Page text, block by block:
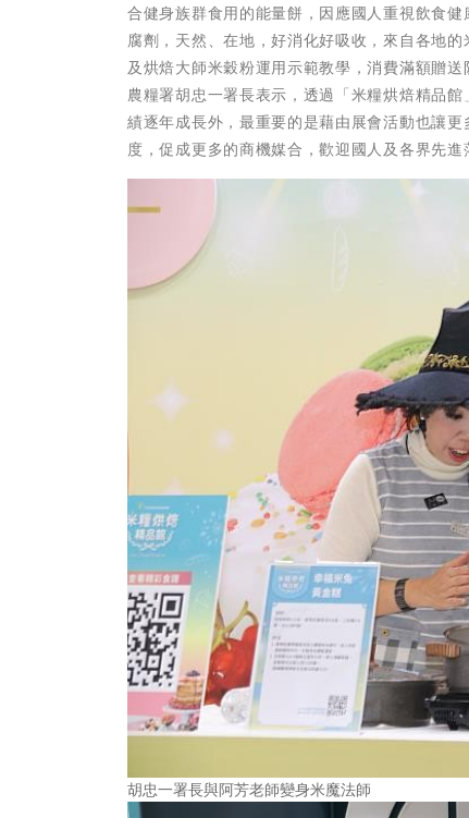
合健身族群食用的能量餅，因應國人重視飲食
腐劑，天然、在地，好消化好吸收，來自各地
及烘焙大師米穀粉運用示範教學，消費滿額贈
農糧署胡忠一署長表示，透過「米糧烘焙精品
績逐年成長外，最重要的是藉由展會活動也讓
度，促成更多的商機媒合，歡迎國人及各界先
胡忠一署長與阿芳老師變身米魔法師